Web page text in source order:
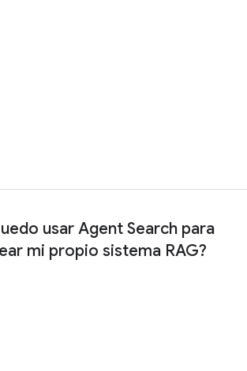
usar Agent Search para
mi propio sistema RAG?